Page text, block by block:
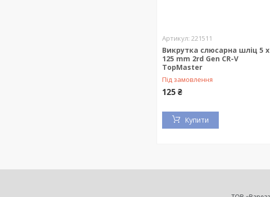
221511
Викрутка слюсарна шліц 5 x
125 mm 2rd Gen CR-V
TopMaster
Під замовлення
125 ₴
Купити